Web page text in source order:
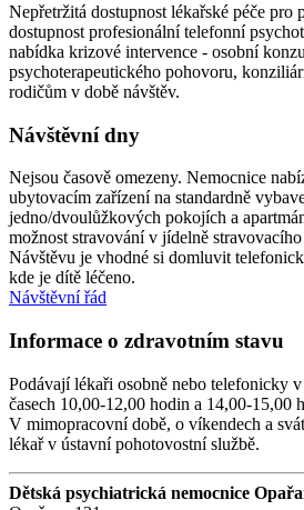
Nepřetržitá dostupnost lékařské péče pro
dostupnost profesionální telefonní
nabídka krizové intervence - osobní
psychoterapeutického pohovoru,
rodičům v době návštěv.
Návštěvní dny
Nejsou časově omezeny. Nemocnice
ubytovacím zařízení na standardně
jedno/dvoulůžkových pokojích a
možnost stravování v jídelně
Návštěvu je vhodné si domluvit
kde je dítě léčeno.
Návštěvní řád
Informace o zdravotním stavu
Podávají lékaři osobně nebo telefonicky
časech 10,00-12,00 hodin a 14,00-15,00
V mimopracovní době, o víkendech a
lékař v ústavní pohotovostní službě.
Dětská psychiatrická nemocnice